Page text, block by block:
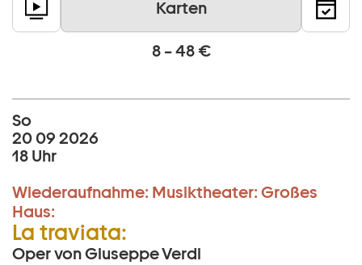
Karten
8 – 48 €
So
20 09 2026
18 Uhr
Wiederaufnahme: Musiktheater: Großes
Haus:
La traviata:
Oper von Giuseppe Verdi